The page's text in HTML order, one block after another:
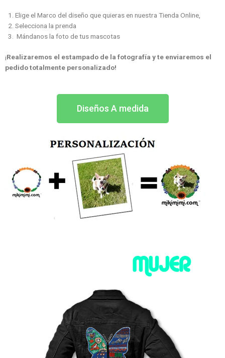
Elige el Marco del diseño que quieras en nuestra Tienda Online,
Selecciona la prenda
Mándanos la foto de tus mascotas
¡Realizaremos el estampado de la fotografía y te enviaremos el
pedido totalmente personalizado!
Diseños A medida